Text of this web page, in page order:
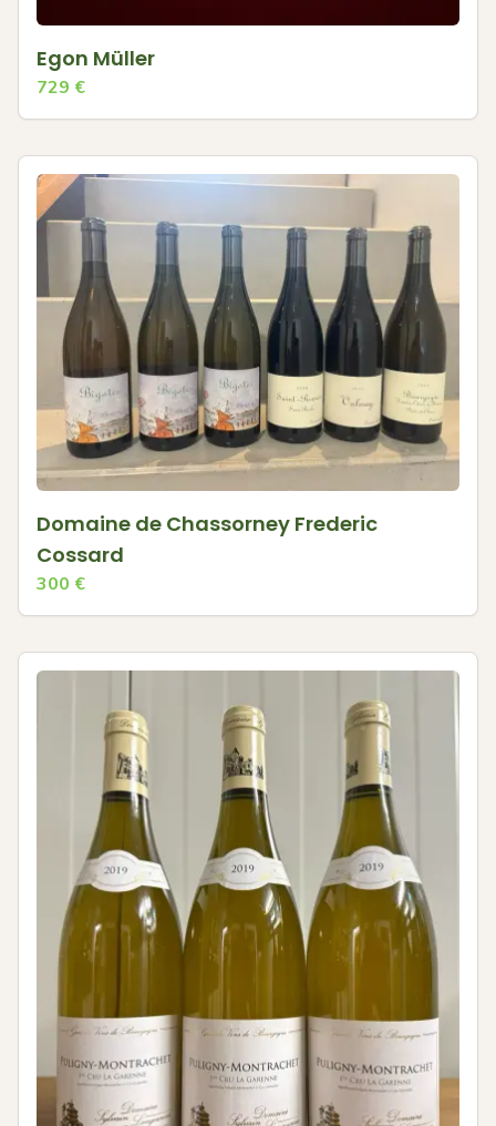
Egon Müller
729 €
Domaine de Chassorney Frederic
Cossard
300 €